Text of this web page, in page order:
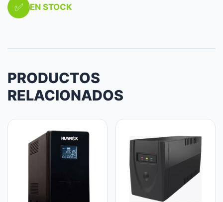
✅ EN STOCK
PRODUCTOS
RELACIONADOS